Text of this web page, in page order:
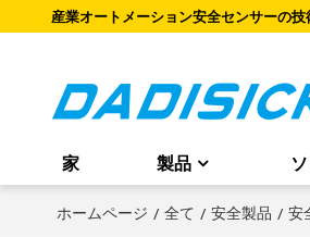
産業オートメーション安全センサーの
家 製品
ホームページ / 全て / 安全製品 / 安